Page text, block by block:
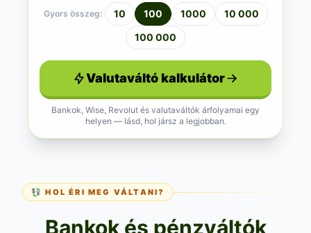
Gyors összeg: 10 100 1000
10 000
100 000
Valutaváltó kalkulátor
Bankok, Wise, Revolut és valutaváltók árfolyamai egy
helyen — lásd, hol jársz a legjobban.
💱 HOL ÉRI MEG VÁLTANI?
Bankok és pénzváltók